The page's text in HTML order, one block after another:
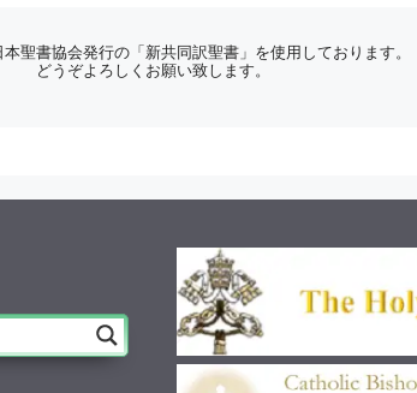
聖書協会発行の「新共同訳聖書」を使用しております。
どうぞよろしくお願い致します。